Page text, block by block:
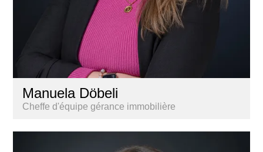
Manuela Döbeli
Cheffe d'équipe gérance immobilière